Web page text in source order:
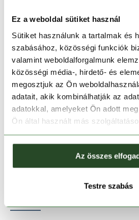
Ez a weboldal sütiket használ
Sütiket használunk a tartalmak és
szabásához, közösségi funkciók
valamint weboldalforgalmunk
közösségi média-, hirdető- és
megosztjuk az Ön
adatait, akik kombinálhatják az
adatokkal, amelyeket Ön adott
Ön által használt más
Az összes
Testre szabás
S
Kosárba
Melyik üzletben
30 napos visszaküldés
1-2 munkanapos szállítás